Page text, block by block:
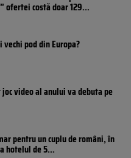
ofertei costă doar 129...
vechi pod din Europa?
video al anului va debuta pe
pentru un cuplu de români, în
hotelul de 5...